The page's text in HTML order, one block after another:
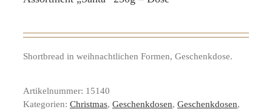
Shortbread in weihnachtlichen Formen, Geschenkdose.
Artikelnummer: 15140
Kategorien: Christmas, Geschenkdosen, Geschenkdosen,